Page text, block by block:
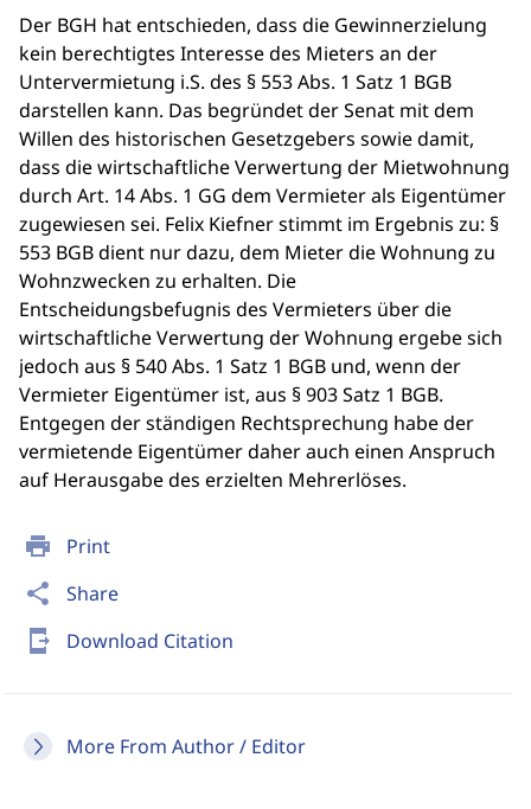
print Print
share Share
send_to_mobile Download Citation
More From Author / Editor
Der BGH hat entschieden, dass die Gewinnerzielung
kein berechtigtes Interesse des Mieters an der
Untervermietung i.S. des § 553 Abs. 1 Satz 1 BGB
darstellen kann. Das begründet der Senat mit dem
Willen des historischen Gesetzgebers sowie damit,
dass die wirtschaftliche Verwertung der Mietwohnung
durch Art. 14 Abs. 1 GG dem Vermieter als Eigentümer
zugewiesen sei. Felix Kiefner stimmt im Ergebnis zu: §
553 BGB dient nur dazu, dem Mieter die Wohnung zu
Wohnzwecken zu erhalten. Die
Entscheidungsbefugnis des Vermieters über die
wirtschaftliche Verwertung der Wohnung ergebe sich
jedoch aus § 540 Abs. 1 Satz 1 BGB und, wenn der
Vermieter Eigentümer ist, aus § 903 Satz 1 BGB.
Entgegen der ständigen Rechtsprechung habe der
vermietende Eigentümer daher auch einen Anspruch
auf Herausgabe des erzielten Mehrerlöses.